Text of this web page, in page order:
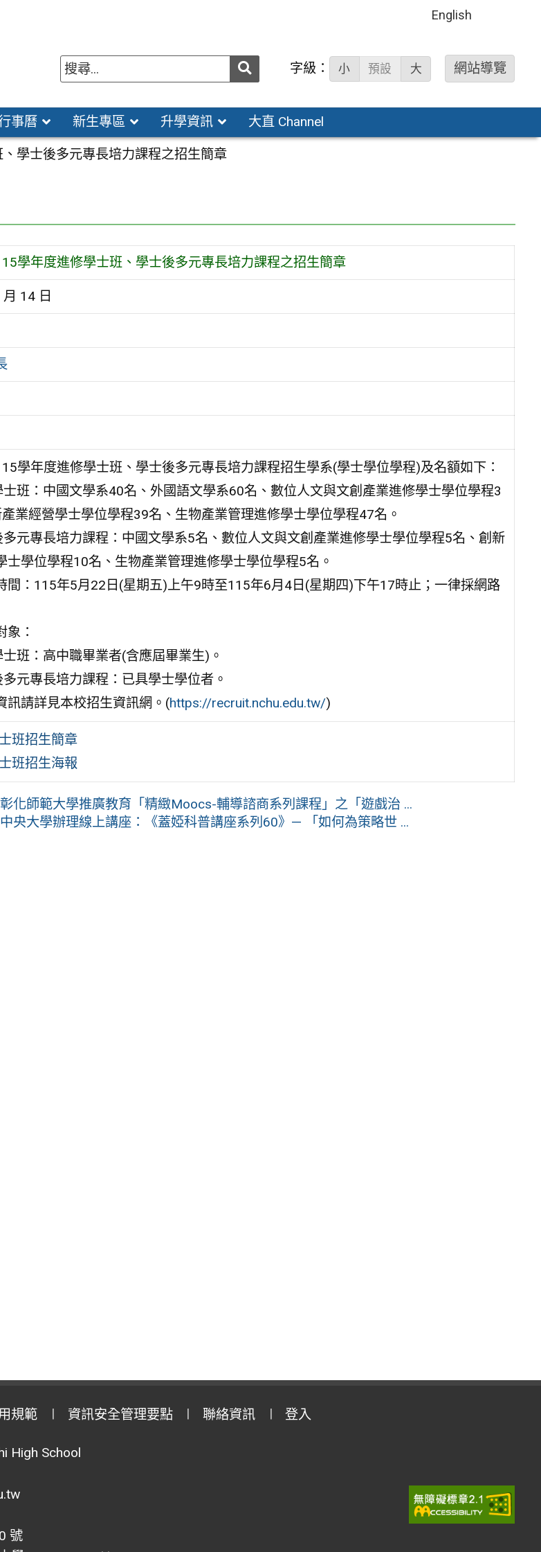
English
送出 字級： 小 預設 大 網站導覽
事曆 新生專區 升學資訊 大直 Channel
學士後多元專長培力課程之招生簡章
學年度進修學士班、學士後多元專長培力課程之招生簡章
14 日
學年度進修學士班、學士後多元專長培力課程招生學系(學士學位學程)及名額如下：
班：中國文學系40名、外國語文學系60名、數位人文與文創產業進修學士學位學程3
業經營學士學位學程39名、生物產業管理進修學士學位學程47名。
元專長培力課程：中國文學系5名、數位人文與文創產業進修學士學位學程5名、創新
士學位學程10名、生物產業管理進修學士學位學程5名。
間：115年5月22日(星期五)上午9時至115年6月4日(星期四)下午17時止；一律採網路
象：
班：高中職畢業者(含應屆畢業生)。
元專長培力課程：已具學士學位者。
訊請詳見本校招生資訊網。(https://recruit.nchu.edu.tw/)
班招生簡章
班招生海報
彰化師範大學推廣教育「精緻Moocs-輔導諮商系列課程」之「遊戲治 ...
中央大學辦理線上講座：《蓋婭科普講座系列60》— 「如何為策略世 ...
規範 資訊安全管理要點 聯絡資訊 登入
High School
號